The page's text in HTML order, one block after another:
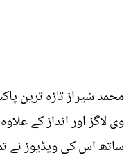
محمد شیراز تازہ ترین
وی لاگز اور انداز کے
ساتھ اس کی ویڈیوز نے